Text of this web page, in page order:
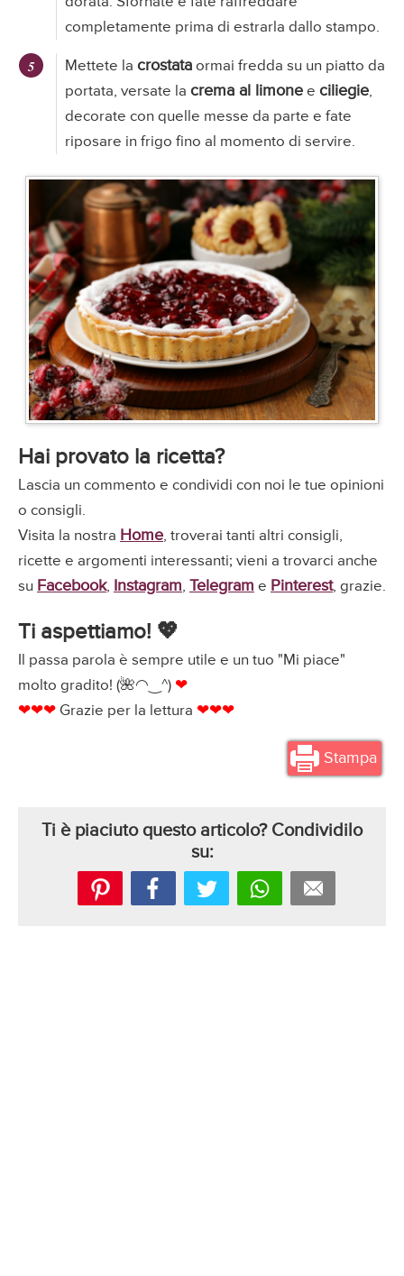
completamente prima di estrarla dallo stampo.
Mettete la crostata ormai fredda su un piatto da
portata, versate la crema al limone e ciliegie,
decorate con quelle messe da parte e fate
riposare in frigo fino al momento di servire.
Hai provato la ricetta?
Lascia un commento e condividi con noi le tue opinioni
o consigli.
Visita la nostra Home, troverai tanti altri consigli,
ricette e argomenti interessanti; vieni a trovarci anche
su Facebook, Instagram, Telegram e Pinterest, grazie.
Ti aspettiamo! 💖
Il passa parola è sempre utile e un tuo "Mi piace"
molto gradito! (🌺◠‿^) ❤
❤❤❤ Grazie per la lettura ❤❤❤
Stampa
Ti è piaciuto questo articolo? Condividilo
su: